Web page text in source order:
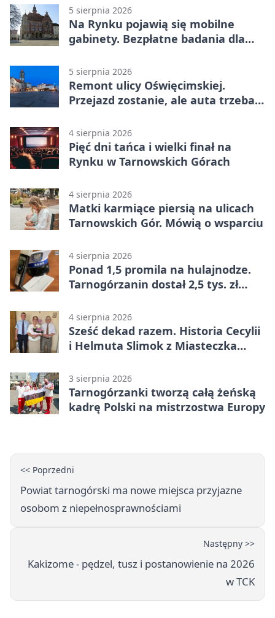
5 sierpnia 2026
Na Rynku pojawią się mobilne
gabinety. Bezpłatne badania dla
5 sierpnia 2026
Remont ulicy Oświęcimskiej.
Przejazd zostanie, ale auta trzeba
4 sierpnia 2026
Pięć dni tańca i wielki finał na
Rynku w Tarnowskich Górach
4 sierpnia 2026
Matki karmiące piersią na ulicach
Tarnowskich Gór. Mówią o wsparciu
4 sierpnia 2026
Ponad 1,5 promila na hulajnodze.
Tarnogórzanin dostał 2,5 tys. zł
4 sierpnia 2026
Sześć dekad razem. Historia Cecylii
i Helmuta Slimok z Miasteczka
3 sierpnia 2026
Tarnogórzanki tworzą całą żeńską
kadrę Polski na mistrzostwa Europy
<< Poprzedni
Powiat tarnogórski ma nowe miejsca przyjazne
osobom z niepełnosprawnościami
Następny >>
Kakizome - pędzel, tusz i postanowienie na 2026
w TCK